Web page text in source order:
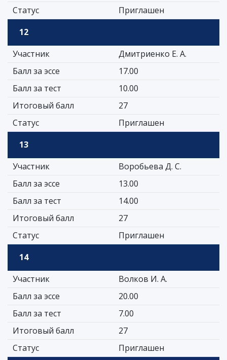
Статус
Приглашен
12
Участник
Дмитриенко Е. А.
Балл за эссе
17.00
Балл за тест
10.00
Итоговый балл
27
Статус
Приглашен
13
Участник
Воробьева Д. С.
Балл за эссе
13.00
Балл за тест
14.00
Итоговый балл
27
Статус
Приглашен
14
Участник
Волков И. А.
Балл за эссе
20.00
Балл за тест
7.00
Итоговый балл
27
Статус
Приглашен